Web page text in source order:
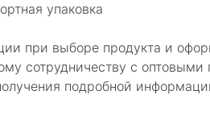
упаковка
при выборе продукта и
сотрудничеству с
подробной